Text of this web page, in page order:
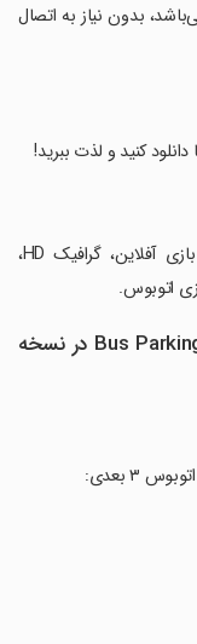
بدون نیاز به اتصال
کنید و لذت ببرید!
‏کلیدواژه‌ها: پارکینگ اتوبوس، شبیه‌ساز رانندگی، بازی آفلاین، گرافیک HD،
اتوبوس.
تغییرات بازی Bus Parking Game 3d: Bus Games در نسخه
۳ بعدی: